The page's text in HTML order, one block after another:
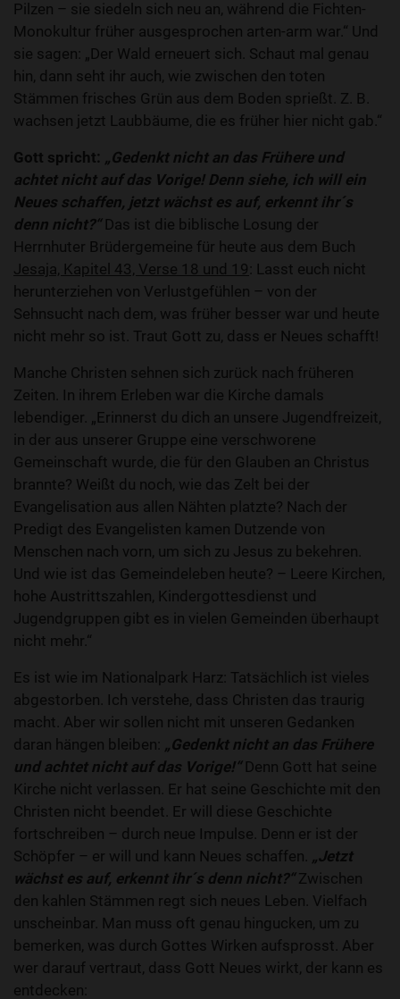
Pilzen – sie siedeln sich neu an, während die Fichten-
Monokultur früher ausgesprochen arten-arm war.“ Und
sie sagen: „Der Wald erneuert sich. Schaut mal genau
hin, dann seht ihr auch, wie zwischen den toten
Stämmen frisches Grün aus dem Boden sprießt. Z. B.
wachsen jetzt Laubbäume, die es früher hier nicht gab.“
Gott spricht: „Gedenkt nicht an das Frühere und
achtet nicht auf das Vorige! Denn siehe, ich will ein
Neues schaffen, jetzt wächst es auf, erkennt ihr´s
denn nicht?“Das ist die biblische Losung der
Herrnhuter Brüdergemeine für heute aus dem Buch
Jesaja, Kapitel 43, Verse 18 und 19 : Lasst euch nicht
herunterziehen von Verlustgefühlen – von der
Sehnsucht nach dem, was früher besser war und heute
nicht mehr so ist. Traut Gott zu, dass er Neues schafft!
Manche Christen sehnen sich zurück nach früheren
Zeiten. In ihrem Erleben war die Kirche damals
lebendiger. „Erinnerst du dich an unsere Jugendfreizeit,
in der aus unserer Gruppe eine verschworene
Gemeinschaft wurde, die für den Glauben an Christus
brannte? Weißt du noch, wie das Zelt bei der
Evangelisation aus allen Nähten platzte? Nach der
Predigt des Evangelisten kamen Dutzende von
Menschen nach vorn, um sich zu Jesus zu bekehren.
Und wie ist das Gemeindeleben heute? – Leere Kirchen,
hohe Austrittszahlen, Kindergottesdienst und
Jugendgruppen gibt es in vielen Gemeinden überhaupt
nicht mehr.“
Es ist wie im Nationalpark Harz: Tatsächlich ist vieles
abgestorben. Ich verstehe, dass Christen das traurig
macht. Aber wir sollen nicht mit unseren Gedanken
daran hängen bleiben: „Gedenkt nicht an das Frühere
und achtet nicht auf das Vorige!“Denn Gott hat seine
Kirche nicht verlassen. Er hat seine Geschichte mit den
Christen nicht beendet. Er will diese Geschichte
fortschreiben – durch neue Impulse. Denn er ist der
Schöpfer – er will und kann Neues schaffen. „Jetzt
wächst es auf, erkennt ihr´s denn nicht?“Zwischen
den kahlen Stämmen regt sich neues Leben. Vielfach
unscheinbar. Man muss oft genau hingucken, um zu
bemerken, was durch Gottes Wirken aufsprosst. Aber
wer darauf vertraut, dass Gott Neues wirkt, der kann es
entdecken: